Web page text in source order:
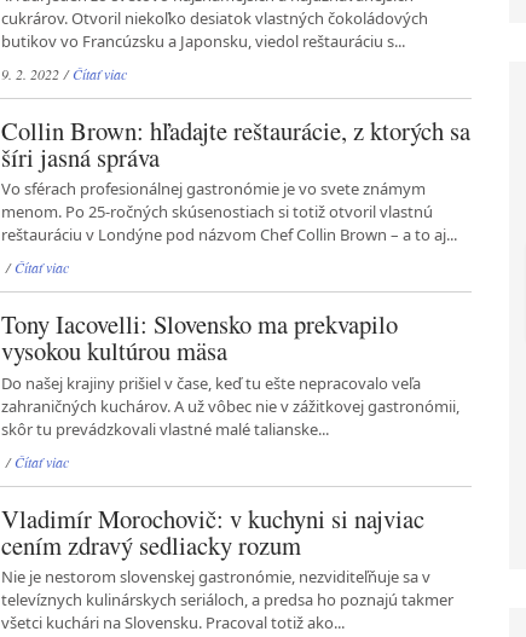
cukrárov. Otvoril niekoľko desiatok vlastných čokoládových
butikov vo Francúzsku a Japonsku, viedol reštauráciu s...
9. 2. 2022 /Čítať viac
Collin Brown: hľadajte reštaurácie, z ktorých sa
šíri jasná správa
Vo sférach profesionálnej gastronómie je vo svete známym
menom. Po 25-ročných skúsenostiach si totiž otvoril vlastnú
reštauráciu v Londýne pod názvom Chef Collin Brown – a to aj...
/Čítať viac
Tony Iacovelli: Slovensko ma prekvapilo
vysokou kultúrou mäsa
Do našej krajiny prišiel v čase, keď tu ešte nepracovalo veľa
zahraničných kuchárov. A už vôbec nie v zážitkovej gastronómii,
skôr tu prevádzkovali vlastné malé talianske...
/Čítať viac
Vladimír Morochovič: v kuchyni si najviac
cením zdravý sedliacky rozum
Nie je nestorom slovenskej gastronómie, nezviditeľňuje sa v
televíznych kulinárskych seriáloch, a predsa ho poznajú takmer
všetci kuchári na Slovensku. Pracoval totiž ako...